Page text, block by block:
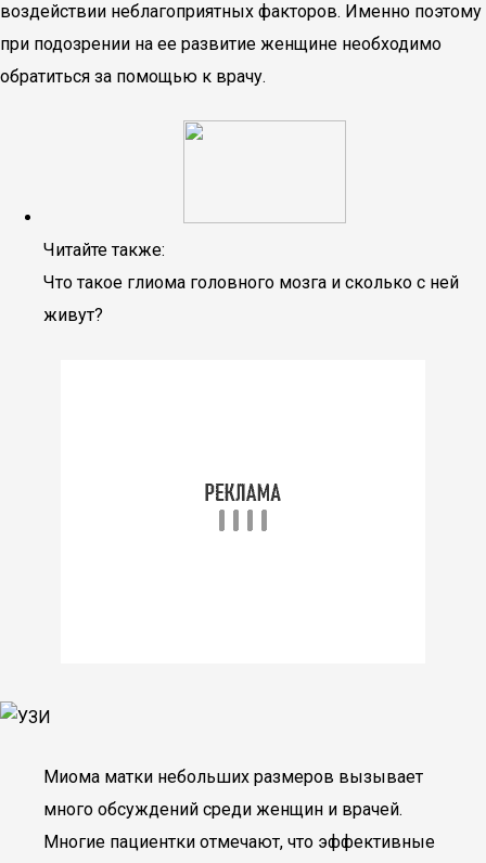
воздействии неблагоприятных факторов. Именно поэтому
при подозрении на ее развитие женщине необходимо
обратиться за помощью к врачу.
Читайте также:
Что такое глиома головного мозга и сколько с ней
живут?
Миома матки небольших размеров вызывает
много обсуждений среди женщин и врачей.
Многие пациентки отмечают, что эффективные